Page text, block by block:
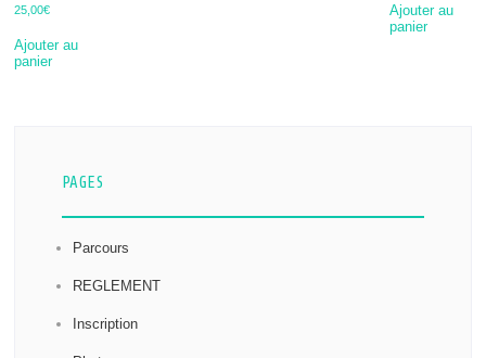
25,00€
Ajouter au
panier
Ajouter au
panier
PAGES
Parcours
REGLEMENT
Inscription